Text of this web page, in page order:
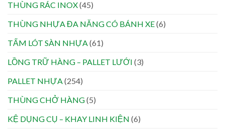
THÙNG RÁC INOX(45)
THÙNG NHỰA ĐA NĂNG CÓ BÁNH XE(6)
TẤM LÓT SÀN NHỰA(61)
LỒNG TRỮ HÀNG – PALLET LƯỚI (3)
PALLET NHỰA(254)
THÙNG CHỞ HÀNG(5)
KỆ DỤNG CỤ – KHAY LINH KIỆN (6)